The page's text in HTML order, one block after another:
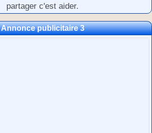
partager c'est aider.
Annonce publicitaire 3